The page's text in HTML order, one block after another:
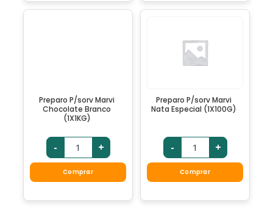
Preparo P/sorv Marvi
Chocolate Branco
(1X1KG)
- +
Comprar
Preparo P/sorv Marvi
Nata Especial (1X100G)
- +
Comprar